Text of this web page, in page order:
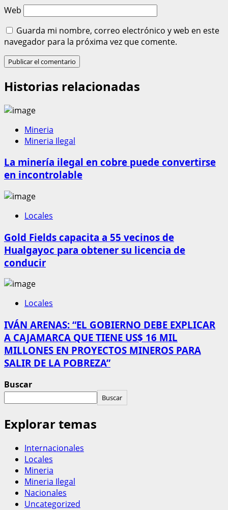
Web
Guarda mi nombre, correo electrónico y web en este
navegador para la próxima vez que comente.
Historias relacionadas
Mineria
Mineria Ilegal
La minería ilegal en cobre puede convertirse
en incontrolable
Locales
Gold Fields capacita a 55 vecinos de
Hualgayoc para obtener su licencia de
conducir
Locales
IVÁN ARENAS: “EL GOBIERNO DEBE EXPLICAR
A CAJAMARCA QUE TIENE US$ 16 MIL
MILLONES EN PROYECTOS MINEROS PARA
SALIR DE LA POBREZA”
Buscar
Buscar
Explorar temas
Internacionales
Locales
Mineria
Mineria Ilegal
Nacionales
Uncategorized